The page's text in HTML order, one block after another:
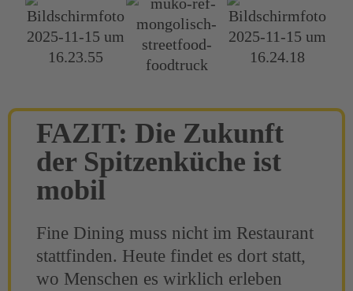
FAZIT: Die Zukunft
der Spitzenküche ist
mobil
Fine Dining muss nicht im Restaurant
stattfinden. Heute findet es dort statt,
wo Menschen es wirklich erleben